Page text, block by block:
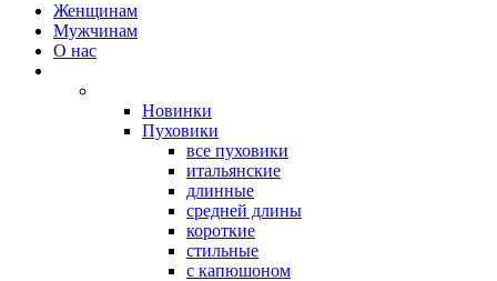
Женщинам
Мужчинам
О нас
Новинки
Пуховики
все пуховики
итальянские
длинные
средней длины
короткие
стильные
с капюшоном